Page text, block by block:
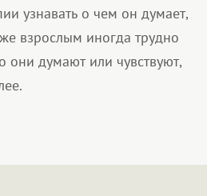
узнавать о чем он думает,
взрослым иногда трудно
они думают или чувствуют,